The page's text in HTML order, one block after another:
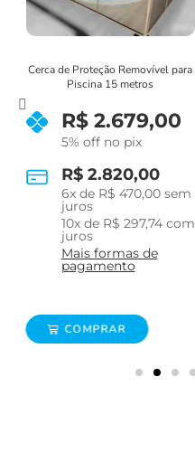
Cerca de Proteção Removível para
Piscina 15 metros
R$2.679,00
5% off no pix
R$2.820,00
6x de R$ 470,00sem
juros
10x de R$ 297,74com
juros
Mais formas de
pagamento
COMPRAR